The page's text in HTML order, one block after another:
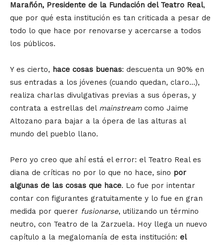
Marañón, Presidente de la Fundación del Teatro Real,
que por qué esta institución es tan criticada a pesar de
todo lo que hace por renovarse y acercarse a todos
los públicos.
Y es cierto, hace cosas buenas: descuenta un 90% en
sus entradas a los jóvenes (cuando quedan, claro…),
realiza charlas divulgativas previas a sus óperas, y
contrata a estrellas del mainstreamcomo Jaime
Altozano para bajar a la ópera de las alturas al
mundo del pueblo llano.
Pero yo creo que ahí está el error: el Teatro Real es
diana de críticas no por lo que no hace, sino por
algunas de las cosas que hace. Lo fue por intentar
contar con figurantes gratuitamente y lo fue en gran
medida por querer fusionarse, utilizando un término
neutro, con Teatro de la Zarzuela. Hoy llega un nuevo
capítulo a la megalomanía de esta institución: el